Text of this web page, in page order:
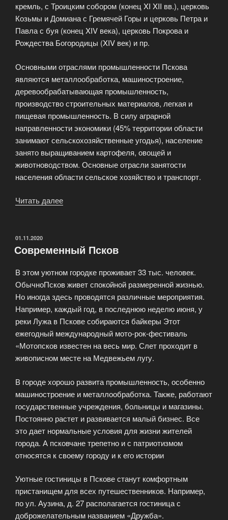
кремль, с Троицким собором (конец XI XII вв.), церковь
Козьмы и Домиана с Гремячей Горы и церковь Петра и
Павла с буя (конец XIV века), церковь Покрова и
Рождества Богородицы (XIV век) и пр.
Основными отраслями промышленности Пскова
являются металлообработка, машиностроение,
деревообрабатывающая промышленность,
производство строительных материалов, легкая и
пищевая промышленность. В силу аграрной
направленности экономики (45% территории области
занимают сельскохозяйственные угодья), население
занято выращиванием картофеля, овощей и
животноводством. Основные отрасли занятости
населения области сельское хозяйство и транспорт.
Читать далее
туристов»
ОПУБЛИКОВАНО
01.11.2020
Современный Псков
В этом уютном городке проживает 33 тыс. человек.
ОбычноПсков живет спокойной размеренной жизнью.
Но иногда здесь проводятся различные мероприятия.
Например, каждый год, в последнюю неделю июня, у
реки Лужа в Пскове собираются байкеры Этот
ежегодный международный мото-рок-фестиваль
«Мотопсков известен на весь мир. Слет проходит в
живописном месте на Медвежьем лугу.
В городе хорошо развита промышленность, особенно
машиностроение и металлообработка. Также, работают
государственные учреждения, больницы и магазины.
Постоянно растет и развивается малый бизнес. Все
это дает нормальные условия для жизни жителей
города. А псковчане трепетно и с патриотизмом
относятся к своему городу и к его истории
Уютные гостиницы в Пскове станут комфортным
пристанищем для всех путешественников. Например,
по ул. Аузина, д. 27 располагается гостиница с
доброжелательным названием «Дружба».